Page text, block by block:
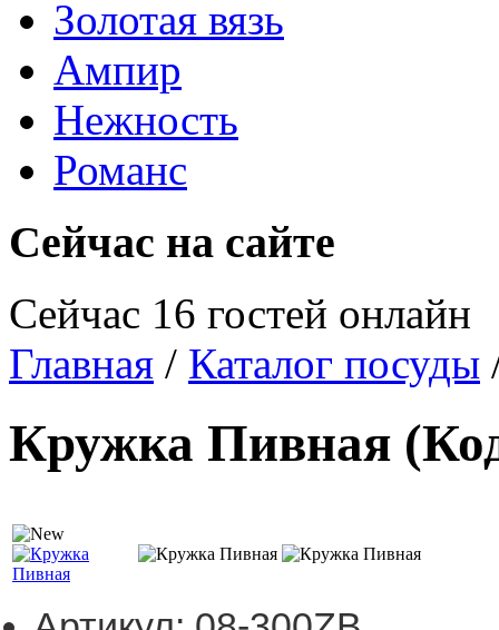
Золотая вязь
Ампир
Нежность
Романс
Сейчас на сайте
Сейчас 16 гостей онлайн
Главная / Каталог посуды
Кружка Пивная